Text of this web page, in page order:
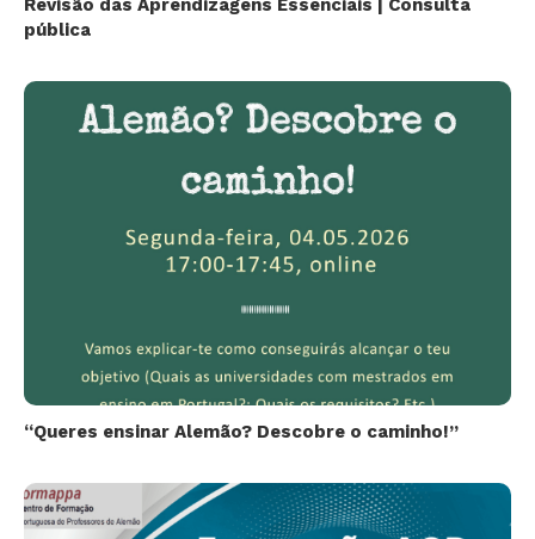
Revisão das Aprendizagens Essenciais | Consulta
pública
“Queres ensinar Alemão? Descobre o caminho!”